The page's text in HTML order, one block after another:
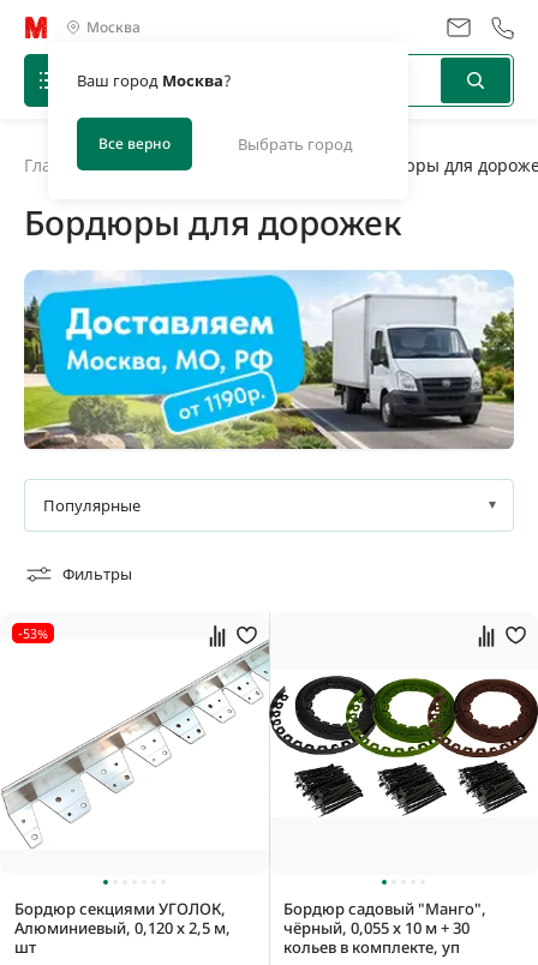
Москва
Ваш город Москва?
Все верно Выбрать город
Главная Садовые ограждения Бордюры для
Бордюры для дорожек
Товары в наличии
Под заказ
0,01 кг
0,0000111 м3
0,000025 м3
0,00015625 м3
Популярные
Фильтры
-53%
Бордюр секциями УГОЛОК,
Алюминиевый, 0,120 x 2,5 м,
шт
Бордюр садовый "Манго",
чёрный, 0,055 x 10 м + 30
кольев в комплекте, уп